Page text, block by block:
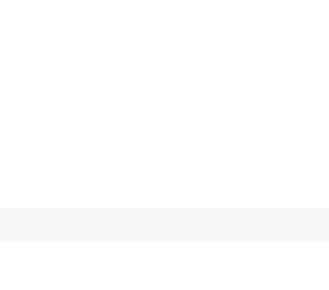
repertório contempla Waters of March